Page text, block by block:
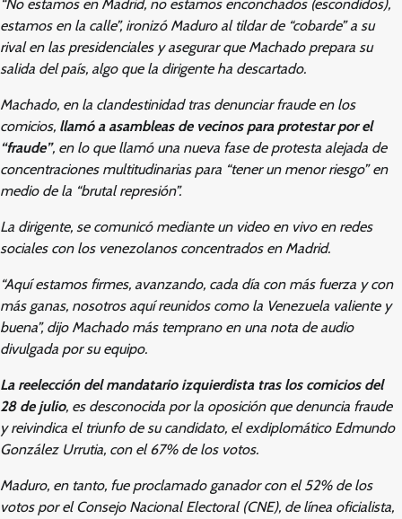
“No estamos en Madrid, no estamos enconchados (escondidos),
estamos en la calle”, ironizó Maduro al tildar de “cobarde” a su
rival en las presidenciales y asegurar que Machado prepara su
salida del país, algo que la dirigente ha descartado.
Machado, en la clandestinidad tras denunciar fraude en los
comicios, llamó a asambleas de vecinos para protestar por el
“fraude”, en lo que llamó una nueva fase de protesta alejada de
concentraciones multitudinarias para “tener un menor riesgo” en
medio de la “brutal represión”.
La dirigente, se comunicó mediante un video en vivo en redes
sociales con los venezolanos concentrados en Madrid.
“Aquí estamos firmes, avanzando, cada día con más fuerza y con
más ganas, nosotros aquí reunidos como la Venezuela valiente y
buena”, dijo Machado más temprano en una nota de audio
divulgada por su equipo.
La reelección del mandatario izquierdista tras los comicios del
28 de julio, es desconocida por la oposición que denuncia fraude
y reivindica el triunfo de su candidato, el exdiplomático Edmundo
González Urrutia, con el 67% de los votos.
Maduro, en tanto, fue proclamado ganador con el 52% de los
votos por el Consejo Nacional Electoral (CNE), de línea oficialista,